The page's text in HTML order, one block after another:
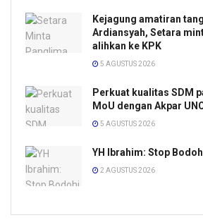
Kejagung amatiran
Ardiansyah, Setara
alihkan ke KPK
5 AGUSTUS 2026
Perkuat kualitas SDM
MoU dengan Akpar
5 AGUSTUS 2026
YH Ibrahim: Stop
2 AGUSTUS 2026